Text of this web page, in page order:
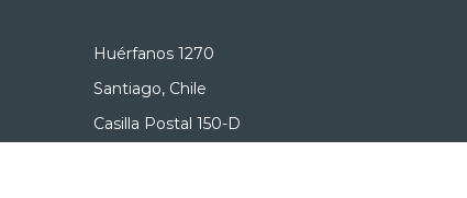
Huérfanos 1270
Santiago, Chile
Casilla Postal 150-D